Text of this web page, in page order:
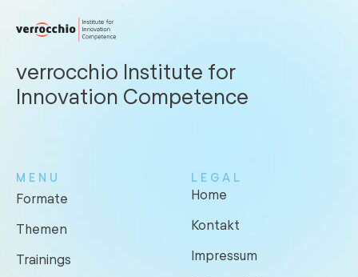
verrocchio Institute for
Innovation Competence
MENU
Formate
Themen
Trainings
LEGAL
Home
Kontakt
Impressum